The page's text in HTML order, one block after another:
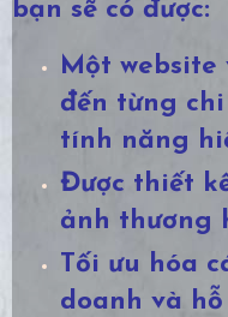
bạn sẽ có được:
Một
đến từng
tính năng
Được thiết
ảnh thương
Tối ưu hóa
doanh và